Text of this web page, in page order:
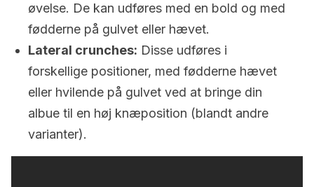
øvelse. De kan udføres med en bold og med
fødderne på gulvet eller hævet.
Lateral crunches: Disse udføres i
forskellige positioner, med fødderne hævet
eller hvilende på gulvet ved at bringe din
albue til en høj knæposition (blandt andre
varianter).